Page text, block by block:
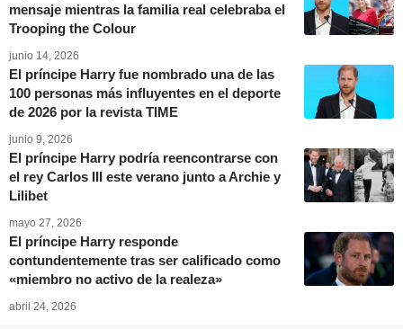
mensaje mientras la familia real celebraba el
Trooping the Colour
junio 14, 2026
El príncipe Harry fue nombrado una de las
100 personas más influyentes en el deporte
de 2026 por la revista TIME
junio 9, 2026
El príncipe Harry podría reencontrarse con
el rey Carlos III este verano junto a Archie y
Lilibet
mayo 27, 2026
El príncipe Harry responde
contundentemente tras ser calificado como
«miembro no activo de la realeza»
abril 24, 2026